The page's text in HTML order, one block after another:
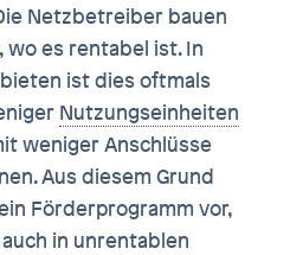
Netzbetreiber bauen
es rentabel ist. In
ist dies oftmals
Nutzungseinheiten
weniger Anschlüsse
Aus diesem Grund
Förderprogramm vor,
in unrentablen